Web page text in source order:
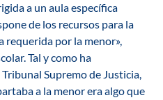
a un aula específica
de los recursos para la
requerida por la menor»,
Tal y como ha
Supremo de Justicia,
a la menor era algo que